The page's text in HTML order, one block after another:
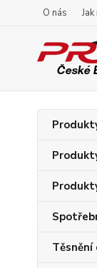
O nás
Těsnění